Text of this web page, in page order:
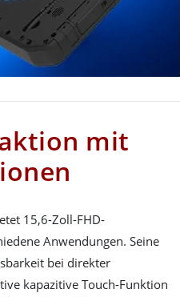
mit
15,6-Zoll-FHD-
Anwendungen. Seine
bei direkter
kapazitive Touch-Funktion